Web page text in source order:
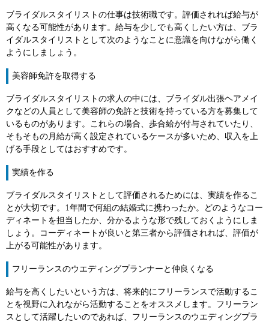
ブライダルスタイリストの仕事は技術職です。評価されれば給与が
高くなる可能性があります。給与を少しでも高くしたい方は、ブラ
イダルスタイリストとして次のようなことに意識を向けながら働く
ようにしましょう。
美容師免許を取得する
ブライダルスタイリストの求人の中には、ブライダル出張ヘアメイ
クなどの人員として美容師の免許と技術を持っている方を募集して
いるものがあります。これらの場合、歩合給が付与されていたり、
そもそもの月給が高く設定されているケースが多いため、収入を上
げる手段としてはおすすめです。
実績を作る
ブライダルスタイリストとして評価されるためには、実績を作るこ
とが大切です。1年間で何組の結婚式に携わったか。どのようなコー
ディネートを担当したか、分かるような形で残しておくようにしま
しょう。コーディネートが良いと第三者から評価されれば、評価が
上がる可能性があります。
フリーランスのウエディングプランナーと仲良くなる
給与を高くしたいという方は、将来的にフリーランスで活動するこ
とを視野に入れながら活動することをオススメします。フリーラン
スとして活躍したいのであれば、フリーランスのウエディングプラ